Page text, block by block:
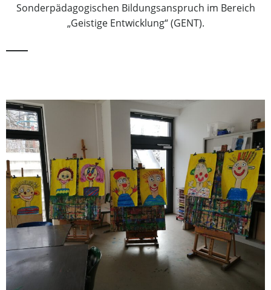
Sonderpädagogischen Bildungsanspruch im Bereich
„Geistige Entwicklung“ (GENT).